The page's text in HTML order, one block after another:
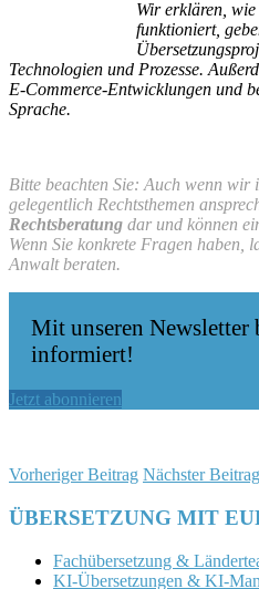
Wir erklären,
funktioniert,
Technologien und Prozesse.
E-Commerce-Entwicklungen und
Sprache.
Bitte beachten Sie: Auch wenn wir
gelegentlich Rechtsthemen
Rechtsberatung dar und können
Wenn Sie konkrete Fragen haben,
Anwalt beraten.
Mit unseren Newsletter
informiert!
Jetzt abonnieren
Vorheriger Beitrag Nächster Beitrag
ÜBERSETZUNG MIT
Fachübersetzung &
KI-Übersetzungen & KI-